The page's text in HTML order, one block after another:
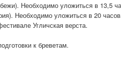
Необходимо уложиться в 13,5
Необходимо уложиться в 20
Угличская верста.
к бреветам.